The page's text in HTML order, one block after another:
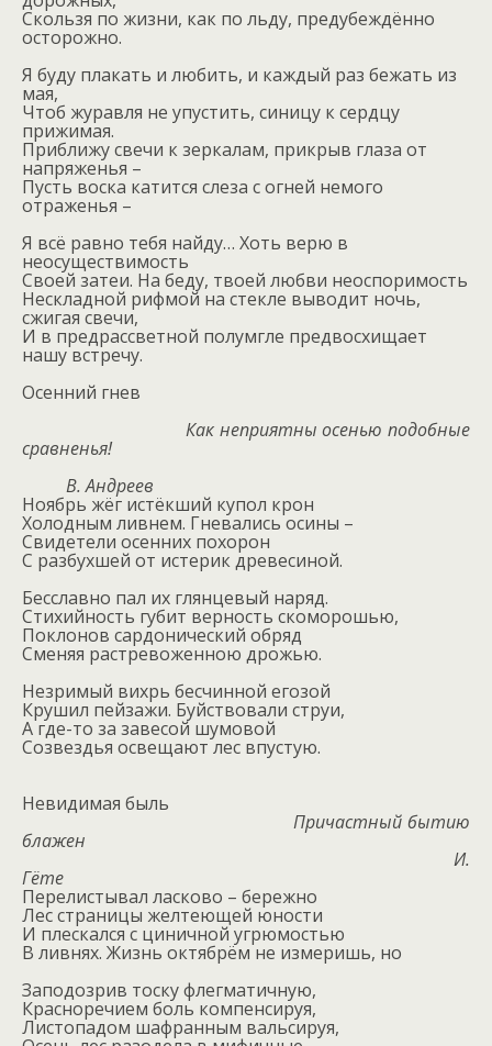
Скользя по жизни, как по льду, предубеждённо
осторожно.
Я буду плакать и любить, и каждый раз бежать из
мая,
Чтоб журавля не упустить, синицу к сердцу
прижимая.
Приближу свечи к зеркалам, прикрыв глаза от
напряженья –
Пусть воска катится слеза с огней немого
отраженья –
Я всё равно тебя найду… Хоть верю в
неосуществимость
Своей затеи. На беду, твоей любви неоспоримость
Нескладной рифмой на стекле выводит ночь,
сжигая свечи,
И в предрассветной полумгле предвосхищает
нашу встречу.
Осенний гнев
Как неприятны осенью подобные
сравненья!
В. Андреев
Ноябрь жёг истёкший купол крон
Холодным ливнем. Гневались осины –
Свидетели осенних похорон
С разбухшей от истерик древесиной.
Бесславно пал их глянцевый наряд.
Стихийность губит верность скоморошью,
Поклонов сардонический обряд
Сменяя растревоженною дрожью.
Незримый вихрь бесчинной егозой
Крушил пейзажи. Буйствовали струи,
А где-то за завесой шумовой
Созвездья освещают лес впустую.
Невидимая быль
Причастный бытию
блажен
И.
Гёте
Перелистывал ласково – бережно
Лес страницы желтеющей юности
И плескался с циничной угрюмостью
В ливнях. Жизнь октябрём не измеришь, но
Заподозрив тоску флегматичную,
Красноречием боль компенсируя,
Листопадом шафранным вальсируя,